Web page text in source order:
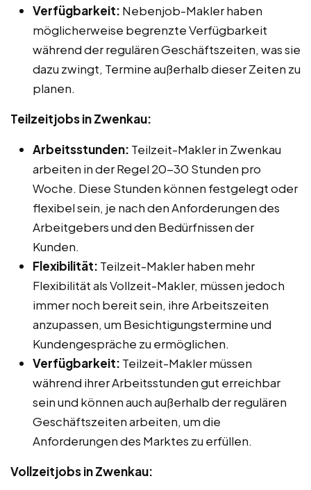
Verfügbarkeit: Nebenjob-Makler haben
möglicherweise begrenzte Verfügbarkeit
während der regulären Geschäftszeiten, was sie
dazu zwingt, Termine außerhalb dieser Zeiten zu
planen.
Teilzeitjobs in Zwenkau:
Arbeitsstunden: Teilzeit-Makler in Zwenkau
arbeiten in der Regel 20-30 Stunden pro
Woche. Diese Stunden können festgelegt oder
flexibel sein, je nach den Anforderungen des
Arbeitgebers und den Bedürfnissen der
Kunden.
Flexibilität: Teilzeit-Makler haben mehr
Flexibilität als Vollzeit-Makler, müssen jedoch
immer noch bereit sein, ihre Arbeitszeiten
anzupassen, um Besichtigungstermine und
Kundengespräche zu ermöglichen.
Verfügbarkeit: Teilzeit-Makler müssen
während ihrer Arbeitsstunden gut erreichbar
sein und können auch außerhalb der regulären
Geschäftszeiten arbeiten, um die
Anforderungen des Marktes zu erfüllen.
Vollzeitjobs in Zwenkau: